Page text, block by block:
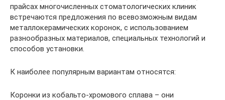
прайсах многочисленных стоматологических клиник
встречаются предложения по всевозможным видам
металлокерамических коронок, с использованием
разнообразных материалов, специальных технологий и
способов установки.
К наиболее популярным вариантам относятся:
Коронки из кобальто-хромового сплава – они